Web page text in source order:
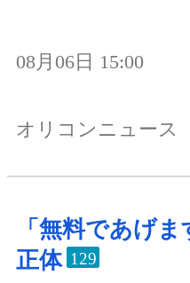
08月06日 15:00
オリコンニュース
「無料であげ
正体 129